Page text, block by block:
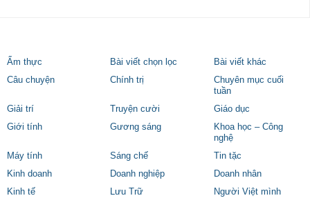
Ẩm thực Bài viết chọn lọc
Bài viết khác
Câu chuyện
Chính trị
Chuyên mục cuối
tuần
Giải trí
Truyện cười
Giáo dục
Giới tính
Gương sáng
Khoa học – Công
nghệ
Máy tính
Sáng chế
Tin tặc
Kinh doanh
Doanh nghiệp
Doanh nhân
Kinh tế
Lưu Trữ
Người Việt mình